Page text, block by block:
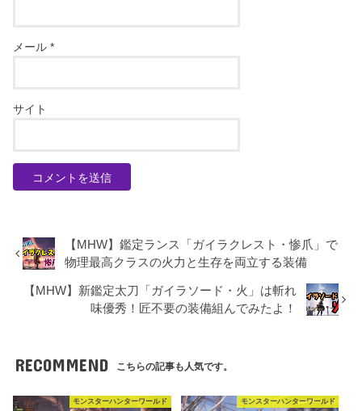
メール*
サイト
【MHW】鑑定ランス「ガイラクレスト・惨爪」で
物理最高クラスの火力と生存を両立する装備
【MHW】新鑑定太刀「ガイラソード・火」は斬れ
味優秀！匠不要の装備組んでみたよ！
RECOMMEND こちらの記事も人気です。
モンスターハンターワールド モンスターハンターワールド